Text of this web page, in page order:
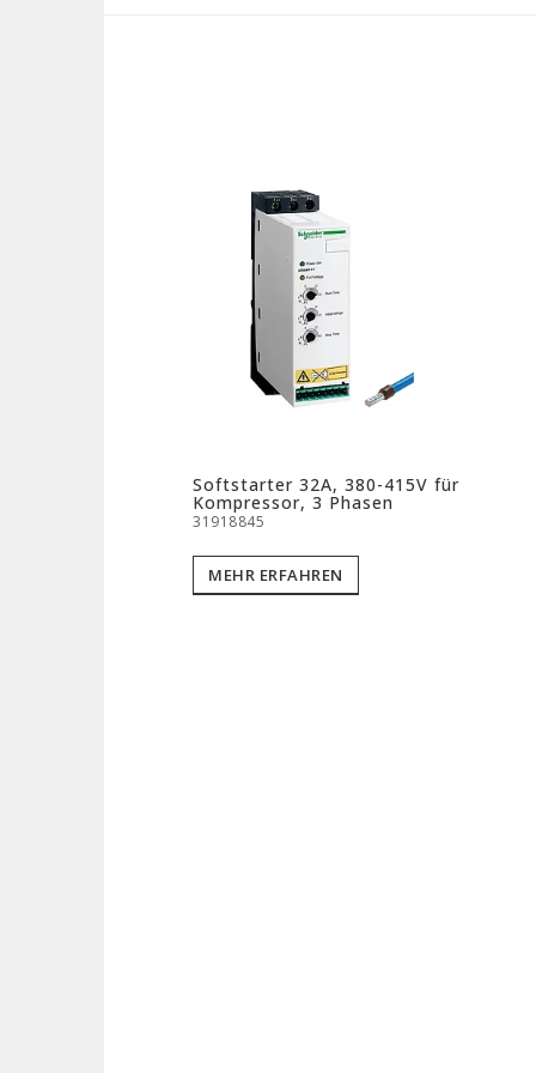
Softstarter 32A, 380-415V für
Kompressor, 3 Phasen
31918845
MEHR ERFAHREN